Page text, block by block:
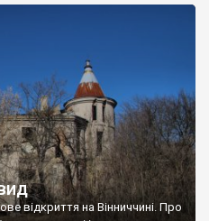
відкриття на Вінниччині. Про